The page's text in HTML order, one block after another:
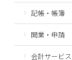
記帳・帳簿
開業・申請
会計サービス